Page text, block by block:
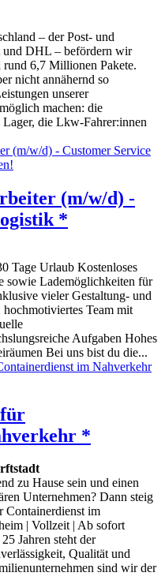
– der Post- und
und DHL – befördern wir
6,7 Millionen Pakete.
nicht annähernd so
unserer
machen: die
die Lkw-Fahrer:innen
(m/w/d) -
*
Tage Urlaub Kostenloses
sowie Lademöglichkeiten für
vieler Gestaltung- und
Team mit
Aufgaben Hohes
Bei uns bist du die...
*
zu Hause sein und einen
Unternehmen? Dann steig
im
| Vollzeit | Ab sofort
Jahren steht der
Qualität und
sind wir der